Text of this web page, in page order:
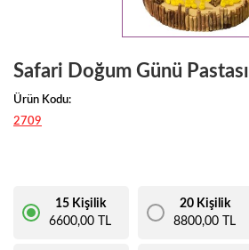
Safari Doğum Günü Pastası
Ürün Kodu:
2709
15 Kişilik
6600,00 TL
20 Kişilik
8800,00 TL